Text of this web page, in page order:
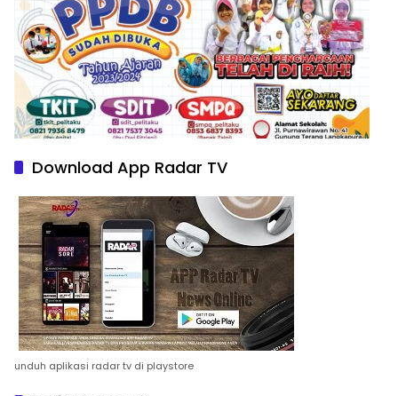
Download App Radar TV
unduh aplikasi radar tv di playstore